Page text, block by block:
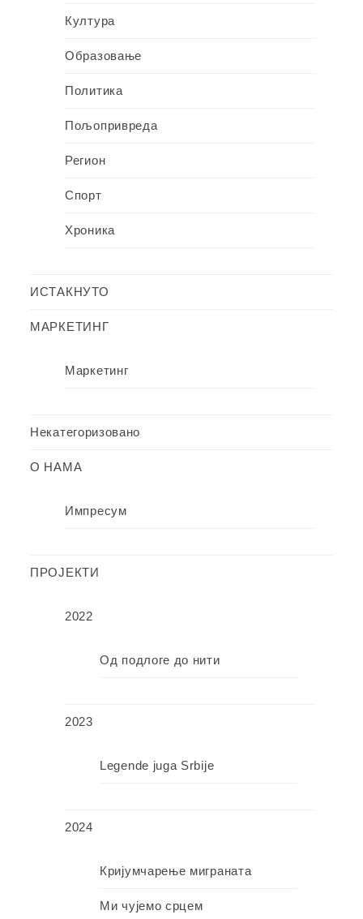
Култура
Образовање
Политика
Пољопривреда
Регион
Спорт
Хроника
ИСТАКНУТО
МАРКЕТИНГ
Маркетинг
Некатегоризовано
О НАМА
Импресум
ПРОЈЕКТИ
2022
Од подлоге до нити
2023
Legende juga Srbije
2024
Кријумчарење миграната
Ми чујемо срцем